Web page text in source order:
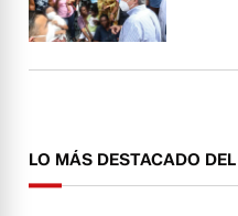
LO MÁS DESTACADO